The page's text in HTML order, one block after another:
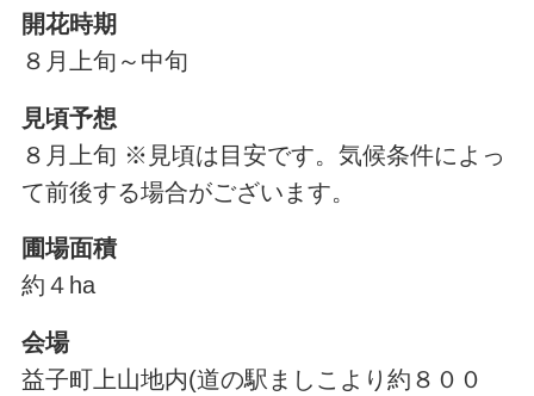
開花時期
８月上旬～中旬
見頃予想
８月上旬 ※見頃は目安です。気候条件によっ
て前後する場合がございます。
圃場面積
約４ha
会場
益子町上山地内(道の駅ましこより約８００